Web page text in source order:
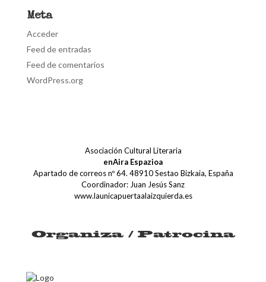
Meta
Acceder
Feed de entradas
Feed de comentarios
WordPress.org
Asociación Cultural Literaria
enAira Espazioa
Apartado de correos nº 64. 48910 Sestao Bizkaia, España
Coordinador: Juan Jesús Sanz
www.launicapuertaalaizquierda.es
Organiza / Patrocina